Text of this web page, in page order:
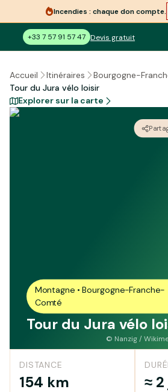
Incendies : chaque don compte.
+33 7 57 91 57 47 Devis gratuit
Accueil Itinéraires Bourgogne-
Tour du Jura vélo loisir
Explorer sur la carte
Montagne • Bourgogne-Franche-
Comté
Tour du Jura vélo
© Nanzig /
DISTANCE
154 km ≈ 2